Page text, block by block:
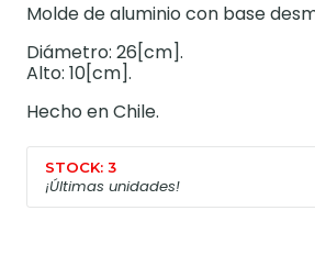
Molde de aluminio con base
Diámetro: 26[cm].
Alto: 10[cm].
Hecho en Chile.
STOCK: 3
¡Últimas unidades!